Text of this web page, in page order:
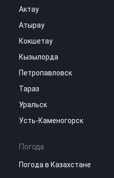
Актау
Атырау
Кокшетау
Кызылорда
Петропавловск
Тараз
Уральск
Усть-Каменогорск
Погода
Погода в Казахстане